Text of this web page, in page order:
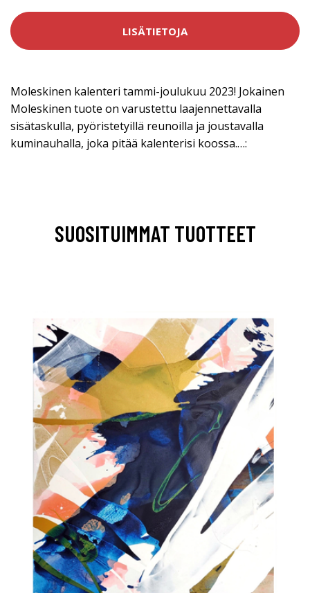
LISÄTIETOJA
Moleskinen kalenteri tammi-joulukuu 2023! Jokainen
Moleskinen tuote on varustettu laajennettavalla
sisätaskulla, pyöristetyillä reunoilla ja joustavalla
kuminauhalla, joka pitää kalenterisi koossa.…:
SUOSITUIMMAT TUOTTEET